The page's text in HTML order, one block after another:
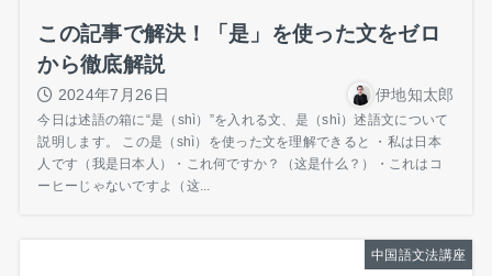
この記事で解決！「是」を使った文をゼロ
から徹底解説
2024年7月26日 伊地知太郎
今日は述語の箱に“是（shì）”を入れる文、是（shì）述語文について
説明します。 この是（shì）を使った文を理解できると ・私は日本
人です（我是日本人）・これ何ですか？（这是什么？）・これはコ
ーヒーじゃないですよ（这...
中国語文法講座